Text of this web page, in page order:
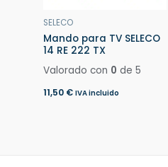
SELECO
Mando para TV SELECO
14 RE 222 TX
Valorado con 0 de 5
11,50 € IVA incluido